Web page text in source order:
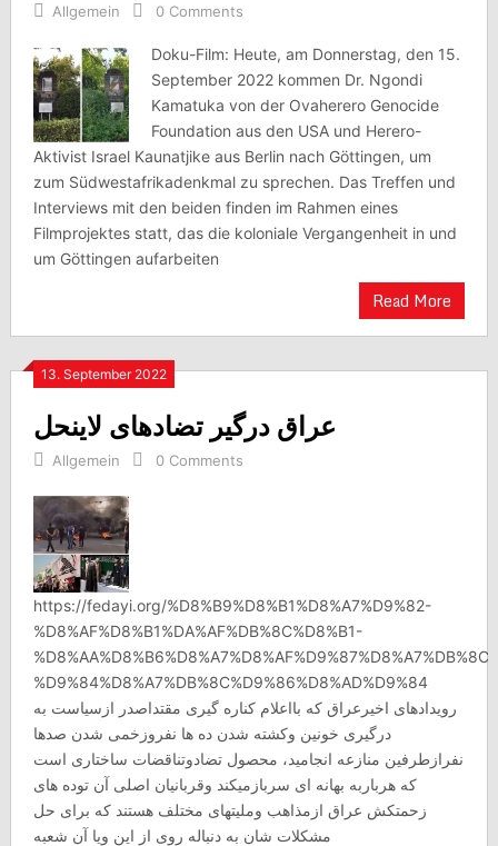
Allgemein 0 Comments
Doku-Film: Heute, am Donnerstag, den 15.
September 2022 kommen Dr. Ngondi
Kamatuka von der Ovaherero Genocide
Foundation aus den USA und Herero-
Aktivist Israel Kaunatjike aus Berlin nach Göttingen, um
zum Südwestafrikadenkmal zu sprechen. Das Treffen und
Interviews mit den beiden finden im Rahmen eines
Filmprojektes statt, das die koloniale Vergangenheit in und
um Göttingen aufarbeiten
Read More
13. September 2022
عراق درگیر تضادهای لاینحل
Allgemein 0 Comments
https://fedayi.org/%D8%B9%D8%B1%D8%A7%D9%82-
%D8%AF%D8%B1%DA%AF%DB%8C%D8%B1-
%D8%AA%D8%B6%D8%A7%D8%AF%D9%87%D8%A7%DB%8C-
%D9%84%D8%A7%DB%8C%D9%86%D8%AD%D9%84
رویدادهای اخیرعراق که بااعلام کناره گیری مقتداصدر ازسیاست به
درگیری خونین وکشته شدن ده ها نفروزخمی شدن صدها
نفرازطرفین منازعه انجامید، محصول تضادوتناقضات ساختاری است
که هرباربه بهانه ای سربازمیکند وقربانیان اصلی آن توده های
زحمتکش عراق ازمذاهب وملیتهای مختلف هستند که برای حل
مشکلات شان به دنباله روی از این ویا آن شعبه